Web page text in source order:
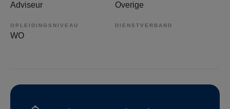
Adviseur Overige
OPLEIDINGSNIVEAU
WO
DIENSTVERBAND